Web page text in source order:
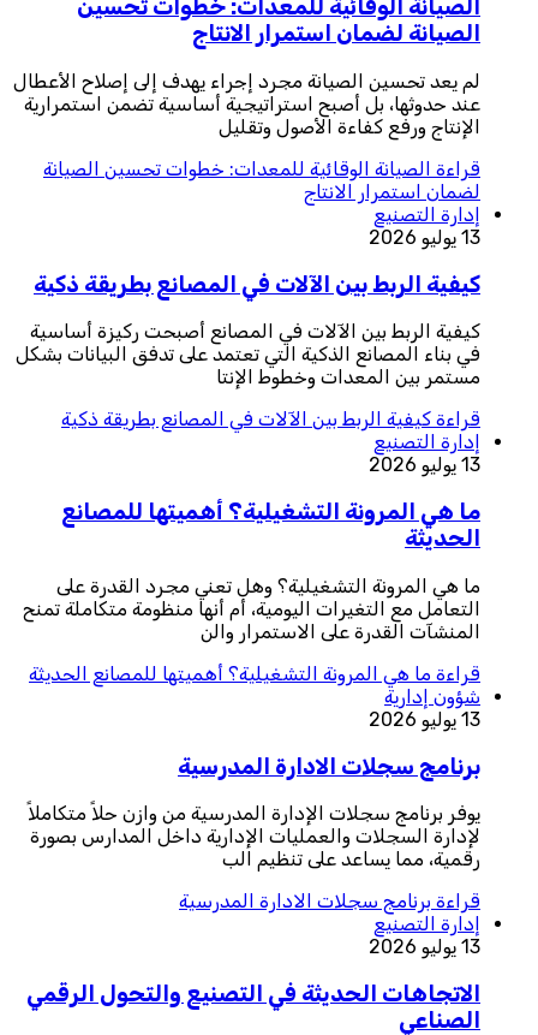
الصيانة الوقائية للمعدات: خطوات تحسين
الصيانة لضمان استمرار الانتاج
لم يعد تحسين الصيانة مجرد إجراء يهدف إلى إصلاح الأعطال
عند حدوثها، بل أصبح استراتيجية أساسية تضمن استمرارية
الإنتاج ورفع كفاءة الأصول وتقليل
قراءة الصيانة الوقائية للمعدات: خطوات تحسين الصيانة
لضمان استمرار الانتاج
إدارة التصنيع
13 يوليو 2026
كيفية الربط بين الآلات في المصانع بطريقة ذكية
كيفية الربط بين الآلات في المصانع أصبحت ركيزة أساسية
في بناء المصانع الذكية التي تعتمد على تدفق البيانات بشكل
مستمر بين المعدات وخطوط الإنتا
قراءة كيفية الربط بين الآلات في المصانع بطريقة ذكية
إدارة التصنيع
13 يوليو 2026
ما هي المرونة التشغيلية؟ أهميتها للمصانع
الحديثة
ما هي المرونة التشغيلية؟ وهل تعني مجرد القدرة على
التعامل مع التغيرات اليومية، أم أنها منظومة متكاملة تمنح
المنشآت القدرة على الاستمرار والن
قراءة ما هي المرونة التشغيلية؟ أهميتها للمصانع الحديثة
شؤون إدارية
13 يوليو 2026
برنامج سجلات الادارة المدرسية
يوفر برنامج سجلات الإدارة المدرسية من وازن حلاً متكاملاً
لإدارة السجلات والعمليات الإدارية داخل المدارس بصورة
رقمية، مما يساعد على تنظيم الب
قراءة برنامج سجلات الادارة المدرسية
إدارة التصنيع
13 يوليو 2026
الاتجاهات الحديثة في التصنيع والتحول الرقمي
الصناعي